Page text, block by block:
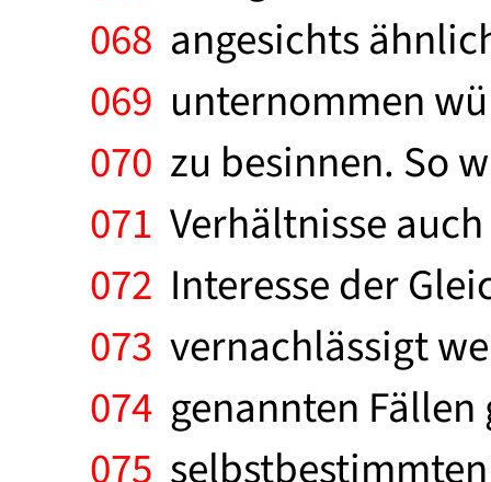
068 angesichts
069 unternommen
070 zu besinnen. So
071 Verhältnisse
072 Interesse der
073 vernachlässigt
074 genannten